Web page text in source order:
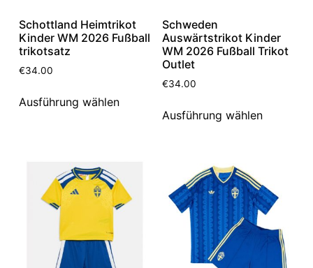
Schottland Heimtrikot
Kinder WM 2026 Fußball
trikotsatz
€34.00
Ausführung wählen
Schweden
Auswärtstrikot Kinder
WM 2026 Fußball Trikot
Outlet
€34.00
Ausführung wählen